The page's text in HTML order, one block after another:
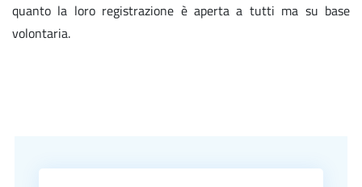
quanto la loro registrazione è aperta a tutti ma su base
volontaria.